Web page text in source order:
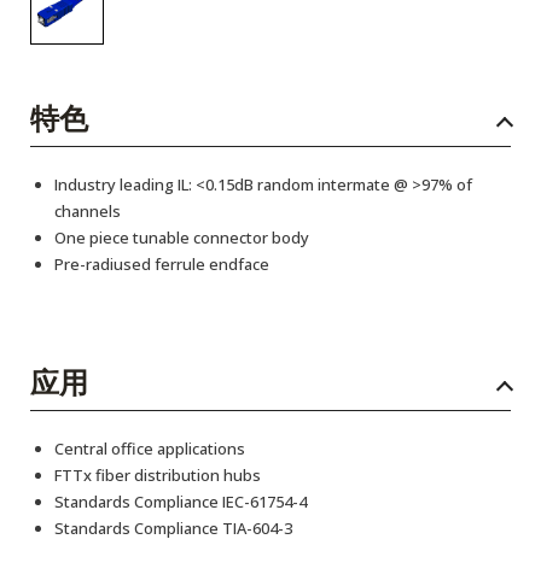
特色
Industry leading IL: <0.15dB random intermate @ >97% of
channels
One piece tunable connector body
Pre-radiused ferrule endface
应用
Central office applications
FTTx fiber distribution hubs
Standards Compliance IEC-61754-4
Standards Compliance TIA-604-3